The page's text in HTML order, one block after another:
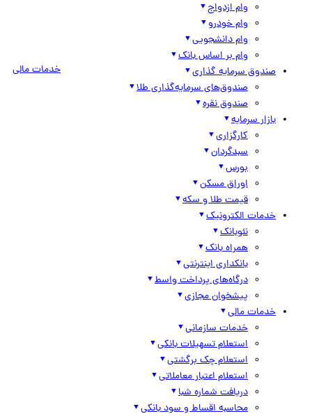
وام ازدواج
وام خودرو
وام دانشجویی
وام بر اساس بانک
صندوق سرمایه گذاری
صندوق‌های سرمایه‌گذاری طلا
صندوق نقره
بازار سرمایه
کارگزاری
سبدگردان
بورس
اوراق مسکن
قیمت طلا و سکه
خدمات الکترونیک
نئوبانک
همراه بانک
بانکداری اینترنتی
درگاه‌های پرداخت واسط
پیشخوان مجازی
خدمات مالی
خدمات سازمانی
استعلام تسهیلات بانکی
استعلام چک برگشتی
استعلام اعتبار معاملاتی
دریافت شماره شبا
محاسبه اقساط و سود بانکی
خدمات مالی